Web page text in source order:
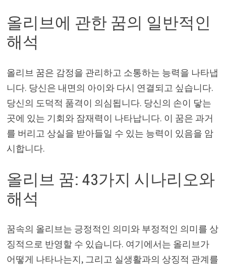
올리브에 관한 꿈의 일반적인
해석
올리브 꿈은 감정을 관리하고 소통하는 능력을 나타냅
니다. 당신은 내면의 아이와 다시 연결되고 싶습니다.
당신의 도덕적 품격이 의심됩니다. 당신의 손이 닿는
곳에 있는 기회와 잠재력이 나타납니다. 이 꿈은 과거
를 버리고 상실을 받아들일 수 있는 능력이 있음을 암
시합니다.
올리브 꿈: 43가지 시나리오와
해석
꿈속의 올리브는 긍정적인 의미와 부정적인 의미를 상
징적으로 반영할 수 있습니다. 여기에서는 올리브가
어떻게 나타나는지, 그리고 실생활과의 상징적 관계를